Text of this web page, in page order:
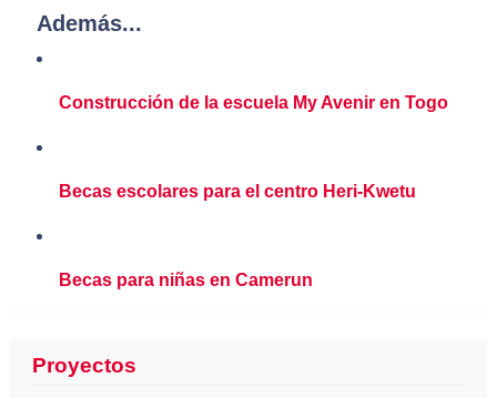
Además...
Construcción de la escuela My Avenir en Togo
Becas escolares para el centro Heri-Kwetu
Becas para niñas en Camerun
Proyectos